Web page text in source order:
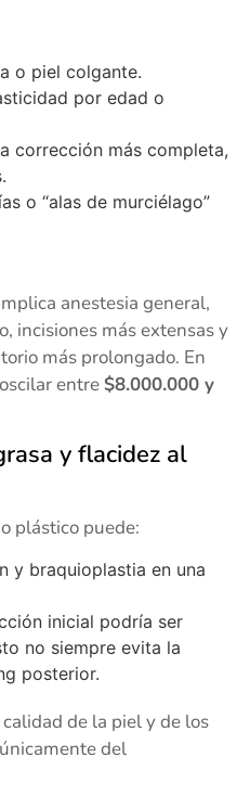
o piel colgante.
por edad o
corrección más completa,
o “alas de murciélago”
anestesia general,
incisiones más extensas y
más prolongado. En
entre$8.000.000 y
y flacidez al
plástico puede:
y braquioplastia en una
inicial podría ser
no siempre evita la
posterior.
de la piel y de los
del